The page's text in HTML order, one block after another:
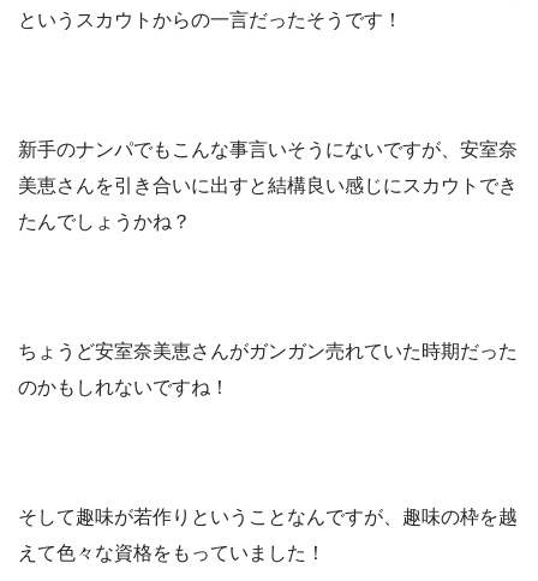
というスカウトからの一言だったそうです！
新手のナンパでもこんな事言いそうにないですが、安室奈
美恵さんを引き合いに出すと結構良い感じにスカウトでき
たんでしょうかね？
ちょうど安室奈美恵さんがガンガン売れていた時期だった
のかもしれないですね！
そして趣味が若作りということなんですが、趣味の枠を越
えて色々な資格をもっていました！